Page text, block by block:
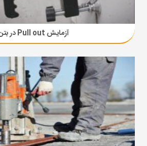
آزمایش Pull out در بتن